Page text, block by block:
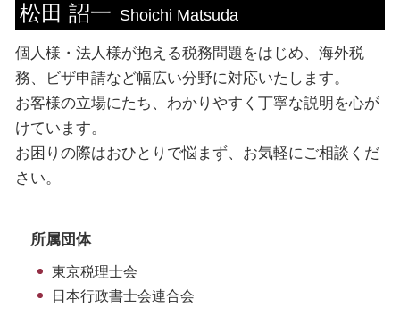
融資 事業計画書
税務書類 書き方
住民税 非課税所得
法人税 支払 仕訳
決算 必要書類
ビザ申請 期間
資格外活動 許可証
配偶者ビザ 申請 自分で
ビザ申請 依頼
資格外活動許可 とは
ビザ申請 必要書類
就労ビザ 更新 必要書類
個人 千葉県 相談
ビザ申請 千葉県 相談
法人 渋谷区 税理士
個人 渋谷区 税理士
法人 東京都 相談
ビザ申請 台東区 相談
税務相談 渋谷区 税理士
税務相談 千葉県 相談
松田 詔一 Shoichi Matsuda
個人様・法人様が抱える税務問題をはじめ、海外税
務、ビザ申請など幅広い分野に対応いたします。
お客様の立場にたち、わかりやすく丁寧な説明を心が
けています。
お困りの際はおひとりで悩まず、お気軽にご相談くだ
さい。
所属団体
東京税理士会
日本行政書士会連合会